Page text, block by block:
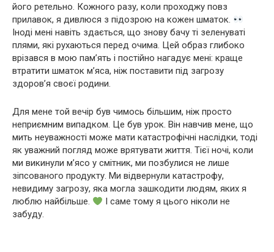
його ретельно. Кожного разу, коли проходжу повз
прилавок, я дивлюся з підозрою на кожен шматок.
Іноді мені навіть здається, що знову бачу ті зеленуваті
плями, які рухаються перед очима. Цей образ глибоко
врізався в мою пам’ять і постійно нагадує мені: краще
втратити шматок м’яса, ніж поставити під загрозу
здоров’я своєї родини.
Для мене той вечір був чимось більшим, ніж просто
неприємним випадком. Це був урок. Він навчив мене, що
мить неуважності може мати катастрофічні наслідки, тоді
як уважний погляд може врятувати життя. Тієї ночі, коли
ми викинули м’ясо у смітник, ми позбулися не лише
зіпсованого продукту. Ми відвернули катастрофу,
невидиму загрозу, яка могла зашкодити людям, яких я
люблю найбільше.
І саме тому я цього ніколи не
забуду.